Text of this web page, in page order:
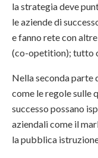
la strategia deve
le aziende di
e fanno rete con
(co-opetition); tutto
Nella seconda parte
come le regole sulle
successo possano
aziendali come il
la pubblica